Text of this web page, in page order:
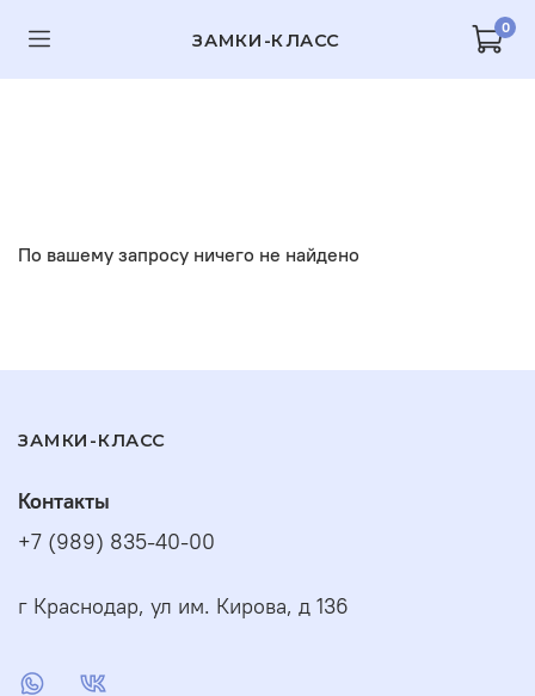
ЗАМКИ-КЛАСС
0
По вашему запросу ничего не найдено
ЗАМКИ-КЛАСС
Контакты
+7 (989) 835-40-00
г Краснодар, ул им. Кирова, д 136